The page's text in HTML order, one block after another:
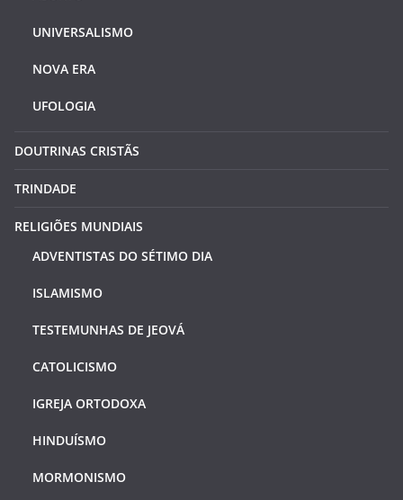
UNIVERSALISMO
NOVA ERA
UFOLOGIA
DOUTRINAS CRISTÃS
TRINDADE
RELIGIÕES MUNDIAIS
ADVENTISTAS DO SÉTIMO DIA
ISLAMISMO
TESTEMUNHAS DE JEOVÁ
CATOLICISMO
IGREJA ORTODOXA
HINDUÍSMO
MORMONISMO